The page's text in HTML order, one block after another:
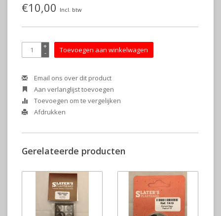
€10,00 Incl. btw
+
- Toevoegen aan winkelwagen
Email ons over dit product
Aan verlanglijst toevoegen
Toevoegen om te vergelijken
Afdrukken
Gerelateerde producten